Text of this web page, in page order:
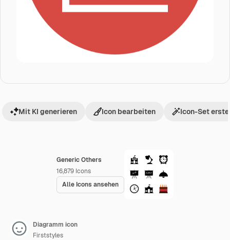
Generic Others
16,879 Icons
Alle Icons ansehen
Mit KI generieren Icon bearbeiten Icon-Set
Diagramm icon
Firststyles